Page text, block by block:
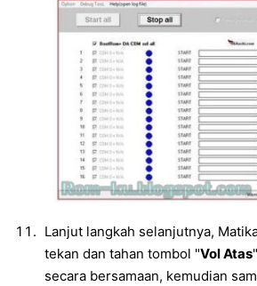
Lanjut langkah selanjutnya,
tekan dan tahan tombol "Vol Atas
secara bersamaan, kemudian